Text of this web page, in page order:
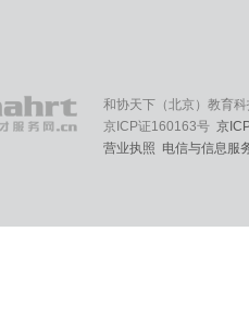
和协天下（北京）教育
京ICP证160163号 京
营业执照 电信与信息服